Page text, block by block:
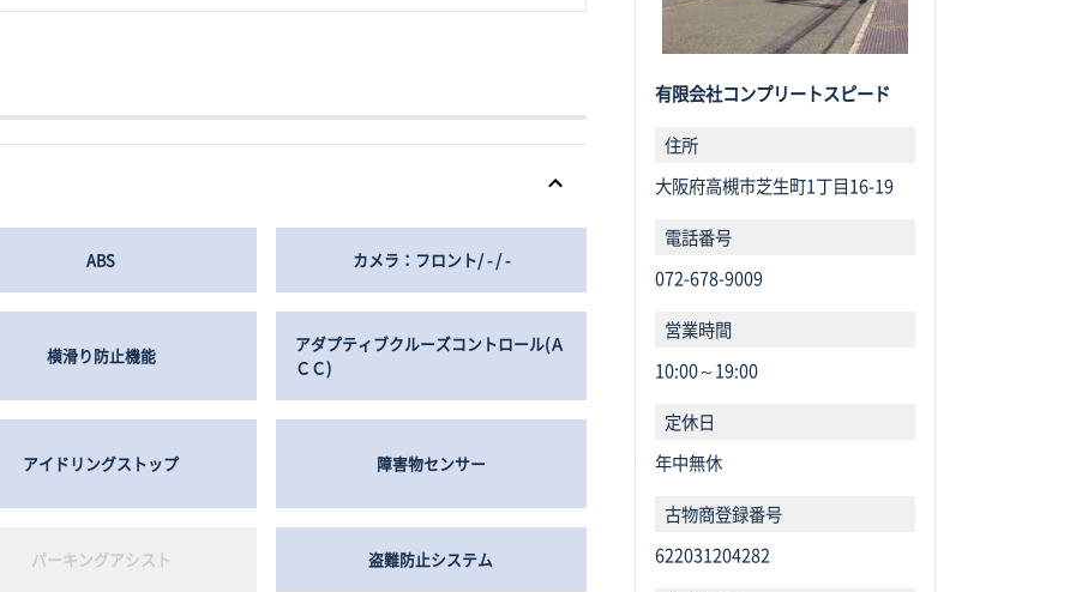
ABS カメラ：フロント/ - / -
横滑り防止機能
アダプティブクルーズコントロール(Ａ
ＣＣ)
アイドリングストップ 障害物センサー
パーキングアシスト 盗難防止システム
有限会社コンプリートスピード
住所
大阪府高槻市芝生町1丁目16-19
電話番号
072-678-9009
営業時間
10:00～19:00
定休日
年中無休
古物商登録番号
622031204282